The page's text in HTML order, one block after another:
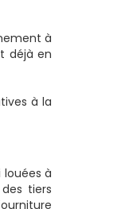
à
déjà en
à la
louées à
tiers